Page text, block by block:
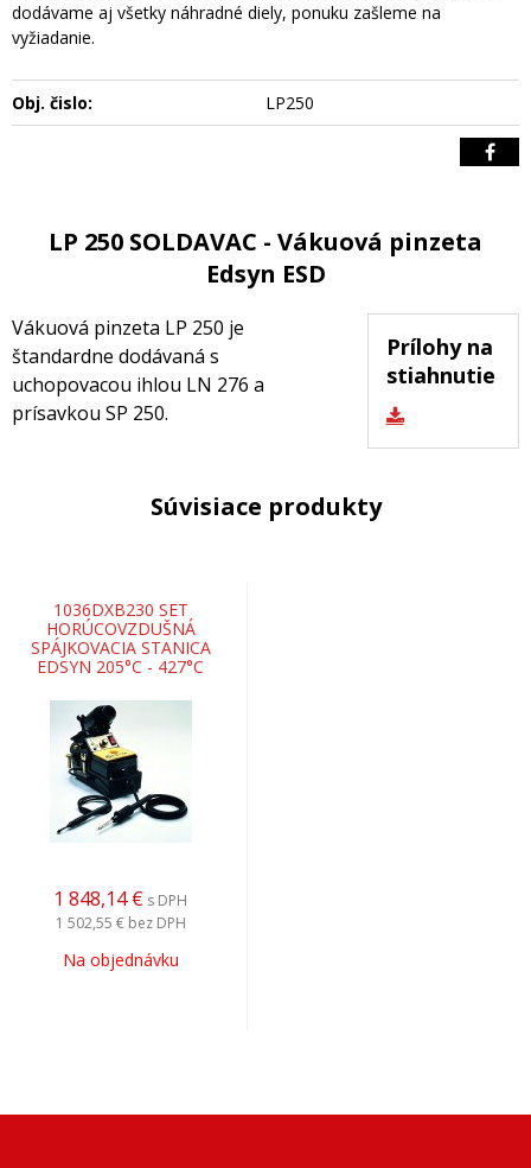
dodávame aj všetky náhradné diely, ponuku zašleme na
vyžiadanie.
Obj. čislo: LP250
LP 250 SOLDAVAC - Vákuová pinzeta
Edsyn ESD
Prílohy na
stiahnutie
Vákuová pinzeta LP 250 je
štandardne dodávaná s
uchopovacou ihlou LN 276 a
prísavkou SP 250.
Súvisiace produkty
1036DXB230 SET
HORÚCOVZDUŠNÁ
SPÁJKOVACIA STANICA
EDSYN 205°C - 427°C
1 848,14 € s DPH
1 502,55 € bez DPH
Na objednávku